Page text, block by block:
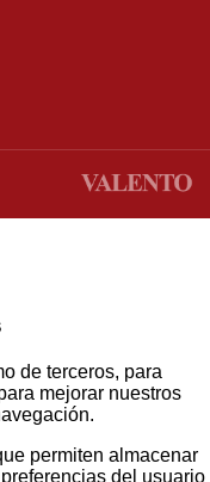
de terceros, para
mejorar nuestros
permiten almacenar
del usuario